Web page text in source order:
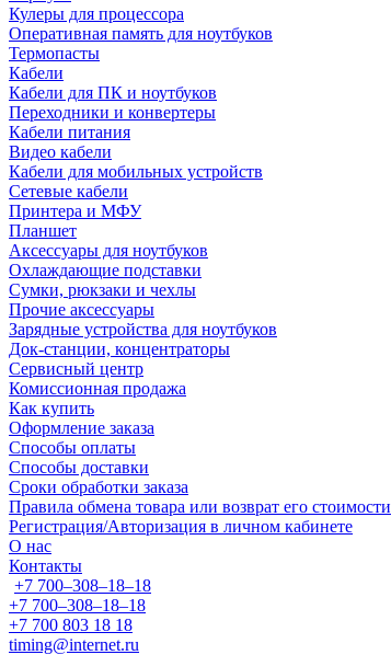
Кулеры для процессора
Оперативная память для ноутбуков
Термопасты
Кабели
Кабели для ПК и ноутбуков
Переходники и конвертеры
Кабели питания
Видео кабели
Кабели для мобильных устройств
Сетевые кабели
Принтера и МФУ
Планшет
Аксессуары для ноутбуков
Охлаждающие подставки
Сумки, рюкзаки и чехлы
Прочие аксессуары
Зарядные устройства для ноутбуков
Док-станции, концентраторы
Сервисный центр
Комиссионная продажа
Как купить
Оформление заказа
Способы оплаты
Способы доставки
Сроки обработки заказа
Правила обмена товара или возврат его стоимости
Регистрация/Авторизация в личном кабинете
О нас
Контакты
+7 700‒308‒18‒18
+7 700‒308‒18‒18
+7 700 803 18 18
timing@internet.ru